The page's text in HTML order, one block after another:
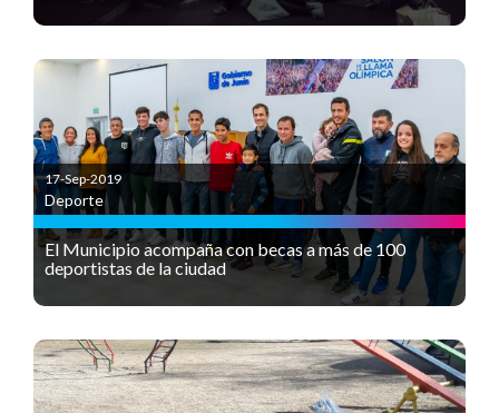
17-Sep-2019
Deporte
El Municipio acompaña con becas a más de 100
deportistas de la ciudad